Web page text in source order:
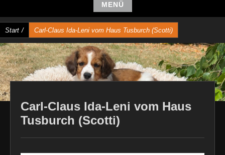
MENÜ
Zum
Inhalt
springen
Start / Carl-Claus Ida-Leni vom Haus Tusburch (Scotti)
Carl-Claus Ida-Leni vom Haus
Tusburch (Scotti)